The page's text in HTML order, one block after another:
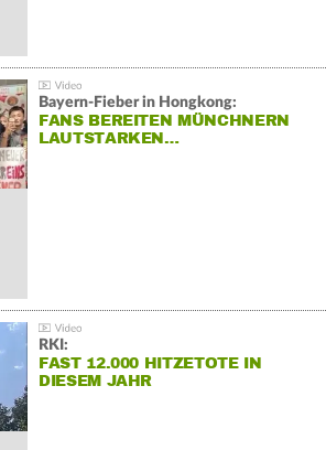
Bayern-Fieber in Hongkong:
FANS BEREITEN MÜNCHNERN
LAUTSTARKEN…
RKI:
FAST 12.000 HITZETOTE IN
DIESEM JAHR